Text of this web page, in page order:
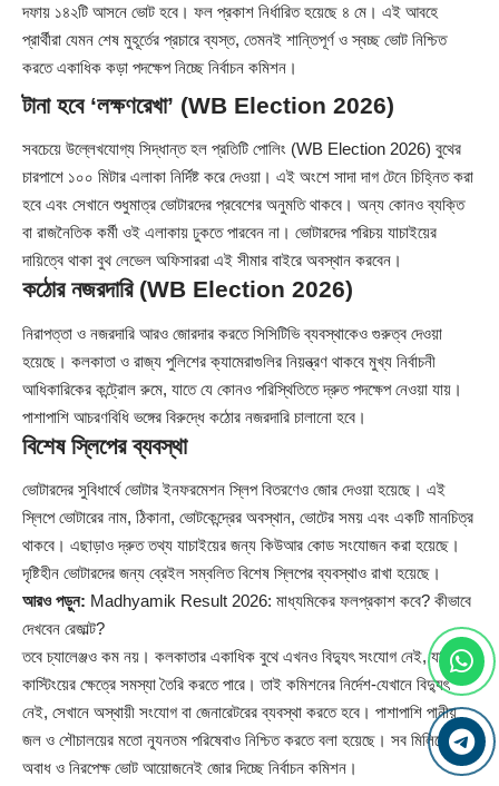
দফায় ১৪২টি আসনে ভোট হবে। ফল প্রকাশ নির্ধারিত হয়েছে ৪ মে। এই আবহে
প্রার্থীরা যেমন শেষ মুহূর্তের প্রচারে ব্যস্ত, তেমনই শান্তিপূর্ণ ও স্বচ্ছ ভোট নিশ্চিত
করতে একাধিক কড়া পদক্ষেপ নিচ্ছে নির্বাচন কমিশন।
টানা হবে ‘লক্ষণরেখা’ (WB Election 2026)
সবচেয়ে উল্লেখযোগ্য সিদ্ধান্ত হল প্রতিটি পোলিং (WB Election 2026) বুথের
চারপাশে ১০০ মিটার এলাকা নির্দিষ্ট করে দেওয়া। এই অংশে সাদা দাগ টেনে চিহ্নিত করা
হবে এবং সেখানে শুধুমাত্র ভোটারদের প্রবেশের অনুমতি থাকবে। অন্য কোনও ব্যক্তি
বা রাজনৈতিক কর্মী ওই এলাকায় ঢুকতে পারবেন না। ভোটারদের পরিচয় যাচাইয়ের
দায়িত্বে থাকা বুথ লেভেল অফিসাররা এই সীমার বাইরে অবস্থান করবেন।
কঠোর নজরদারি (WB Election 2026)
নিরাপত্তা ও নজরদারি আরও জোরদার করতে সিসিটিভি ব্যবস্থাকেও গুরুত্ব দেওয়া
হয়েছে। কলকাতা ও রাজ্য পুলিশের ক্যামেরাগুলির নিয়ন্ত্রণ থাকবে মুখ্য নির্বাচনী
আধিকারিকের কন্ট্রোল রুমে, যাতে যে কোনও পরিস্থিতিতে দ্রুত পদক্ষেপ নেওয়া যায়।
পাশাপাশি আচরণবিধি ভঙ্গের বিরুদ্ধে কঠোর নজরদারি চালানো হবে।
বিশেষ স্লিপের ব্যবস্থা
ভোটারদের সুবিধার্থে ভোটার ইনফরমেশন স্লিপ বিতরণেও জোর দেওয়া হয়েছে। এই
স্লিপে ভোটারের নাম, ঠিকানা, ভোটকেন্দ্রের অবস্থান, ভোটের সময় এবং একটি মানচিত্র
থাকবে। এছাড়াও দ্রুত তথ্য যাচাইয়ের জন্য কিউআর কোড সংযোজন করা হয়েছে।
দৃষ্টিহীন ভোটারদের জন্য ব্রেইল সম্বলিত বিশেষ স্লিপের ব্যবস্থাও রাখা হয়েছে।
আরও পড়ুন: Madhyamik Result 2026: মাধ্যমিকের ফলপ্রকাশ কবে? কীভাবে
দেখবেন রেজাল্ট?
তবে চ্যালেঞ্জও কম নয়। কলকাতার একাধিক বুথে এখনও বিদ্যুৎ সংযোগ নেই, যা ওয়েব
কাস্টিংয়ের ক্ষেত্রে সমস্যা তৈরি করতে পারে। তাই কমিশনের নির্দেশ-যেখানে বিদ্যুৎ
নেই, সেখানে অস্থায়ী সংযোগ বা জেনারেটরের ব্যবস্থা করতে হবে। পাশাপাশি পানীয়
জল ও শৌচালয়ের মতো ন্যূনতম পরিষেবাও নিশ্চিত করতে বলা হয়েছে। সব মিলিয়ে,
অবাধ ও নিরপেক্ষ ভোট আয়োজনেই জোর দিচ্ছে নির্বাচন কমিশন।